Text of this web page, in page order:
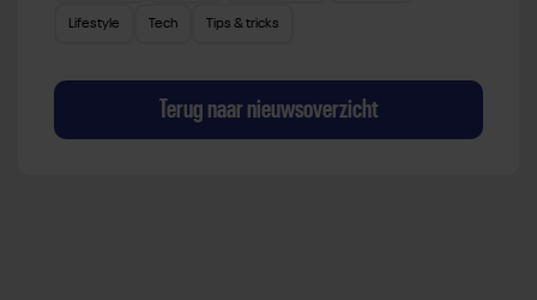
Lifestyle Tech Tips & tricks
Terug naar nieuwsoverzicht